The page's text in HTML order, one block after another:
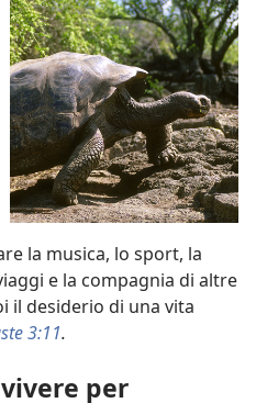
la musica, lo sport, la
e la compagnia di altre
il desiderio di una vita
3:11.
per